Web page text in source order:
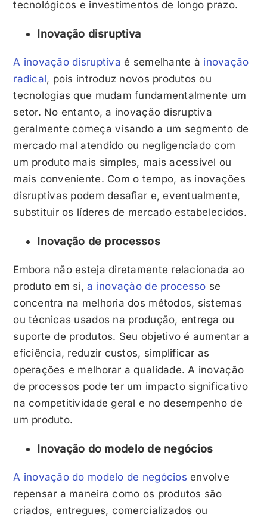
tecnológicos e investimentos de longo prazo.
Inovação disruptiva
A inovação disruptiva é semelhante à inovação
radical, pois introduz novos produtos ou
tecnologias que mudam fundamentalmente um
setor. No entanto, a inovação disruptiva
geralmente começa visando a um segmento de
mercado mal atendido ou negligenciado com
um produto mais simples, mais acessível ou
mais conveniente. Com o tempo, as inovações
disruptivas podem desafiar e, eventualmente,
substituir os líderes de mercado estabelecidos.
Inovação de processos
Embora não esteja diretamente relacionada ao
produto em si,a inovação de processo se
concentra na melhoria dos métodos, sistemas
ou técnicas usados na produção, entrega ou
suporte de produtos. Seu objetivo é aumentar a
eficiência, reduzir custos, simplificar as
operações e melhorar a qualidade. A inovação
de processos pode ter um impacto significativo
na competitividade geral e no desempenho de
um produto.
Inovação do modelo de negócios
A inovação do modelo de negócios envolve
repensar a maneira como os produtos são
criados, entregues, comercializados ou